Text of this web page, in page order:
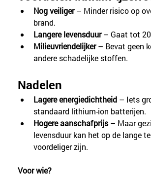
Nog veiliger – Minder risico op
brand.
Langere levensduur – Gaat tot
Milieuvriendelijker – Bevat geen
andere schadelijke stoffen.
Nadelen
Lagere energiedichtheid – Iets
standaard lithium-ion batterijen.
Hogere aanschafprijs – Maar
levensduur kan het op de lange
voordeliger zijn.
Voor wie?